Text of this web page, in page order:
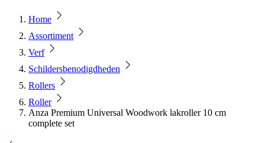
Home
Assortiment
Verf
Schildersbenodigdheden
Rollers
Roller
Anza Premium Universal Woodwork lakroller 10 cm
complete set